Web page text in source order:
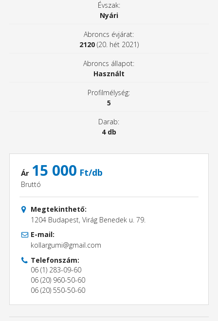
Évszak:
Nyári
Abroncs évjárat:
2120(20. hét 2021)
Abroncs állapot:
Használt
Profilmélység:
5
Darab:
4 db
Ár 15 000 Ft/db
Bruttó
Megtekinthető:
1204 Budapest, Virág Benedek u. 79.
E-mail:
kollargumi@gmail.com
Telefonszám:
06 (1) 283-09-60
06 (20) 960-50-60
06 (20) 550-50-60